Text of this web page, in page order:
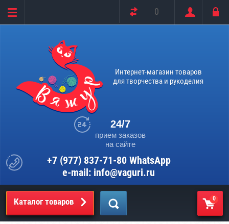
0
Интернет-магазин товаров
для творчества и рукоделия
24/7
прием заказов
на сайте
+7 (977) 837-71-80 WhatsApp
e-mail: info@vaguri.ru
Каталог товаров 0